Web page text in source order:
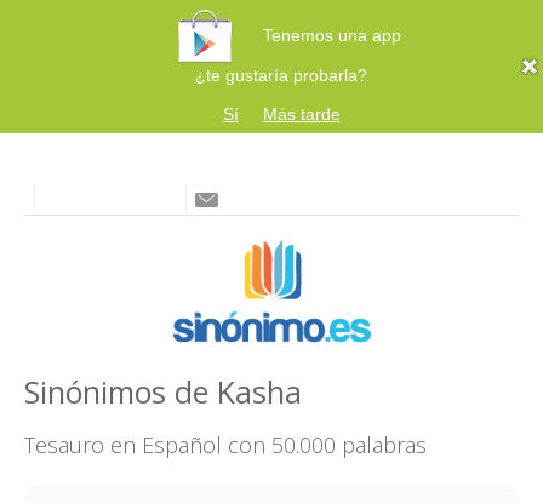
Tenemos una app
¿te gustaría probarla?
Sí
Más tarde
Sinónimos de Kasha
Tesauro en Español con 50.000 palabras